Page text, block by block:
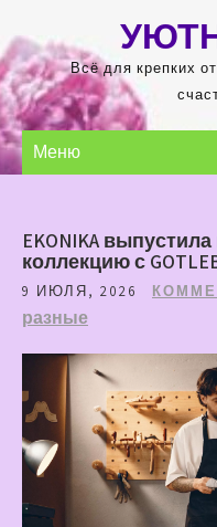
содержимомуВсё для крепких
Меню
EKONIKA
коллекцию с
9 ИЮЛЯ, 2026
разные